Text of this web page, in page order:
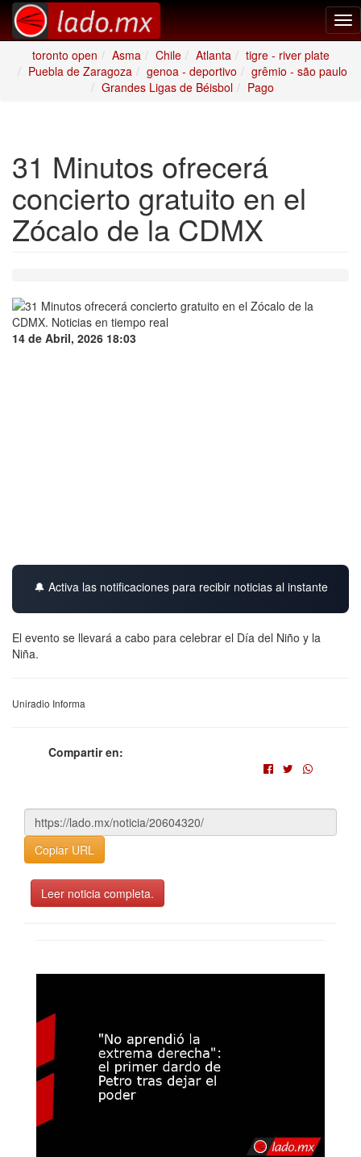
toronto open
Asma Chile Atlanta
tigre - river plate
Puebla de Zaragoza
genoa - deportivo
grêmio - são paulo
Grandes Ligas de Béisbol
Pago
31 Minutos ofrecerá
concierto gratuito en el
Zócalo de la CDMX
14 de Abril, 2026 18:03
🔔 Activa las notificaciones para recibir noticias al instante
El evento se llevará a cabo para celebrar el Día del Niño y la
Niña.
Uniradio Informa
Compartir en:
Copiar URL
Leer noticia completa.